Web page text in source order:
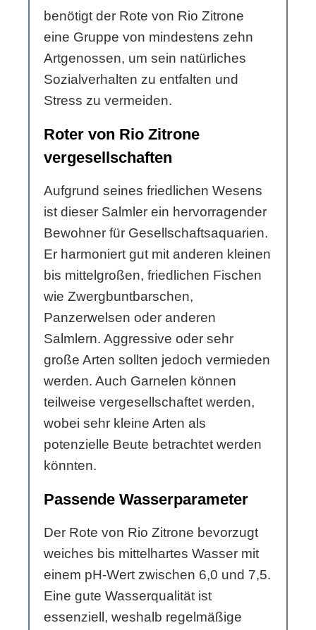
benötigt der Rote von Rio Zitrone
eine Gruppe von mindestens zehn
Artgenossen, um sein natürliches
Sozialverhalten zu entfalten und
Stress zu vermeiden.
Roter von Rio Zitrone
vergesellschaften
Aufgrund seines friedlichen Wesens
ist dieser Salmler ein hervorragender
Bewohner für Gesellschaftsaquarien.
Er harmoniert gut mit anderen kleinen
bis mittelgroßen, friedlichen Fischen
wie Zwergbuntbarschen,
Panzerwelsen oder anderen
Salmlern. Aggressive oder sehr
große Arten sollten jedoch vermieden
werden. Auch Garnelen können
teilweise vergesellschaftet werden,
wobei sehr kleine Arten als
potenzielle Beute betrachtet werden
könnten.
Passende Wasserparameter
Der Rote von Rio Zitrone bevorzugt
weiches bis mittelhartes Wasser mit
einem pH-Wert zwischen 6,0 und 7,5.
Eine gute Wasserqualität ist
essenziell, weshalb regelmäßige